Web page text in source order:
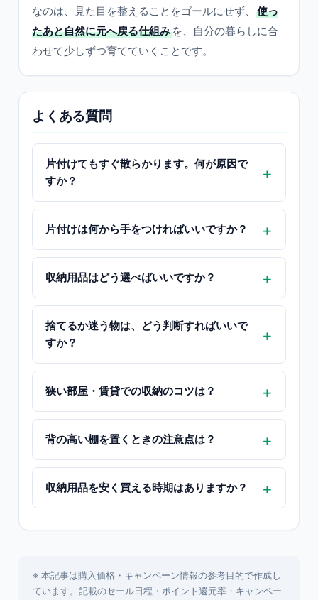
なのは、見た目を整えることをゴールにせず、
使っ
たあと自然に元へ戻る仕組み を、自分の暮らしに合
わせて少しずつ育てていくことです。
よくある質問
片付けてもすぐ散らかります。何が原因で
すか？
片付けは何から手をつければいいですか？
収納用品はどう選べばいいですか？
捨てるか迷う物は、どう判断すればいいで
すか？
狭い部屋・賃貸での収納のコツは？
背の高い棚を置くときの注意点は？
収納用品を安く買える時期はありますか？
※ 本記事は購入価格・キャンペーン情報の参考目的で作成し
ています。記載のセール日程・ポイント還元率・キャンペー